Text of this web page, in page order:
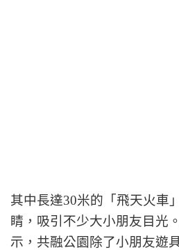
其中長達30米的「飛天火車
睛，吸引不少大小朋友目光
示，共融公園除了小朋友遊